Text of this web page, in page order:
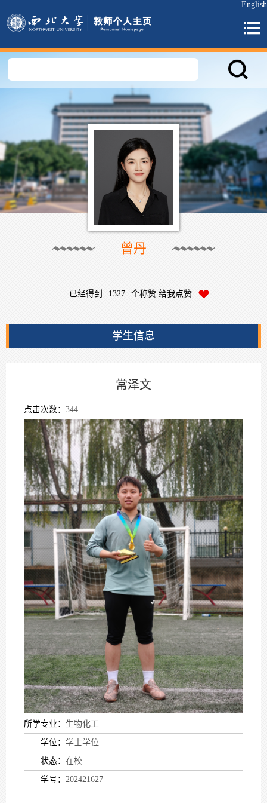
English
曾丹
已经得到 1327 个称赞 给我点赞
学生信息
常泽文
点击次数： 344
所学专业： 生物化工
学位： 学士学位
状态： 在校
学号： 202421627